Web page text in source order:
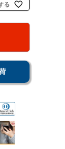
る